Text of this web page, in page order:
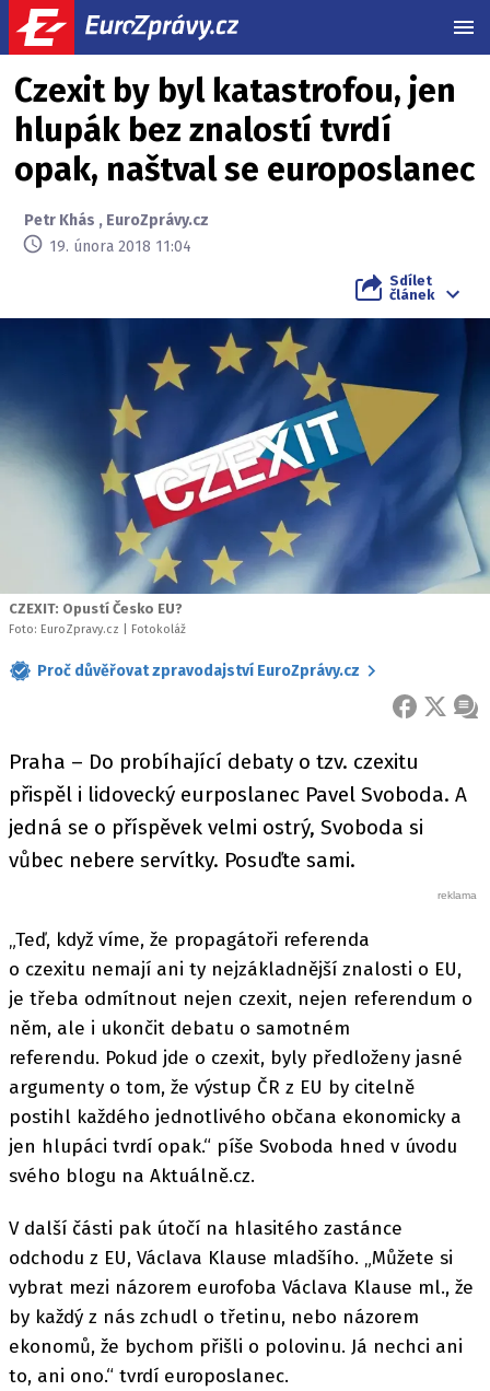
Czexit by byl katastrofou, jen
hlupák bez znalostí tvrdí
opak, naštval se europoslanec
Petr Khás , EuroZprávy.cz
19. února 2018 11:04
Sdílet
článek
CZEXIT: Opustí Česko EU?
Foto: EuroZpravy.cz | Fotokoláž
Proč důvěřovat zpravodajství EuroZprávy.cz
FACEBOOK
X
Praha – Do probíhající debaty o tzv. czexitu
přispěl i lidovecký eurposlanec Pavel Svoboda. A
jedná se o příspěvek velmi ostrý, Svoboda si
vůbec nebere servítky. Posuďte sami.
„Teď, když víme, že propagátoři referenda
o czexitu nemají ani ty nejzákladnější znalosti o EU,
je třeba odmítnout nejen czexit, nejen referendum o
něm, ale i ukončit debatu o samotném
referendu. Pokud jde o czexit, byly předloženy jasné
argumenty o tom, že výstup ČR z EU by citelně
postihl každého jednotlivého občana ekonomicky a
jen hlupáci tvrdí opak.“ píše Svoboda hned v úvodu
svého blogu na Aktuálně.cz.
V další části pak útočí na hlasitého zastánce
odchodu z EU, Václava Klause mladšího. „Můžete si
vybrat mezi názorem eurofoba Václava Klause ml., že
by každý z nás zchudl o třetinu, nebo názorem
ekonomů, že bychom přišli o polovinu. Já nechci ani
to, ani ono.“ tvrdí europoslanec.